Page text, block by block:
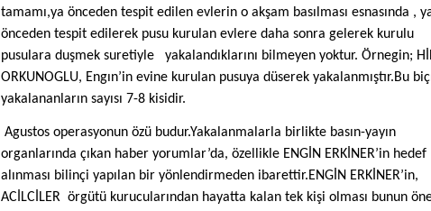
tamamı,ya önceden tespit edilen evlerin o akşam basılması esnasında ,
önceden tespit edilerek pusu kurulan evlere daha sonra gelerek kurulu
pusulara duşmek suretiyle
yakalandıklarını bilmeyen yoktur. Örnegin;
ORKUNOGLU, Engın’in evine kurulan pusuya düserek yakalanmıştır.Bu
yakalananların sayısı 7-8 kisidir.
Agustos operasyonun özü budur.Yakalanmalarla birlikte basın-yayın
organlarında çıkan haber yorumlar’da, özellikle ENGİN ERKİNER’in hedef
alınması bilinçi yapılan bir yönlendirmeden ibarettir.ENGİN ERKİNER’in,
ACİLCİLER örgütü kurucularından hayatta kalan tek kişi olması bunun